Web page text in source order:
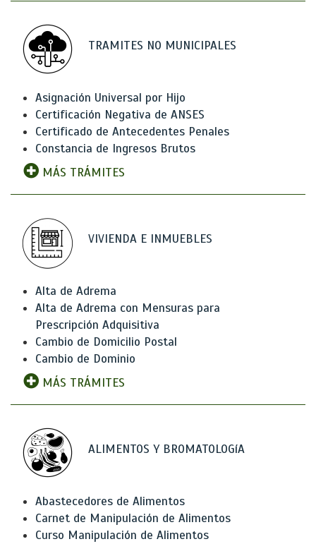
TRAMITES NO MUNICIPALES
Asignación Universal por Hijo
Certificación Negativa de ANSES
Certificado de Antecedentes Penales
Constancia de Ingresos Brutos
MÁS TRÁMITES
VIVIENDA E INMUEBLES
Alta de Adrema
Alta de Adrema con Mensuras para
Prescripción Adquisitiva
Cambio de Domicilio Postal
Cambio de Dominio
MÁS TRÁMITES
ALIMENTOS Y BROMATOLOGíA
Abastecedores de Alimentos
Carnet de Manipulación de Alimentos
Curso Manipulación de Alimentos